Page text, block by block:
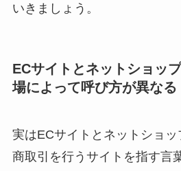
いきましょう。
ECサイトとネットショッ
場によって呼び方が異なる
実はECサイトとネットショ
商取引を行うサイトを指す言